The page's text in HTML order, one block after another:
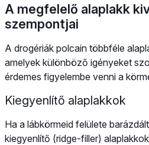
A megfelelő alaplakk
szempontjai
A drogériák polcain többféle
amelyek különböző igényeket
érdemes figyelembe venni a
Kiegyenlítő alaplakkok
Ha a lábkörmeid felülete
kiegyenlítő (ridge-filler)